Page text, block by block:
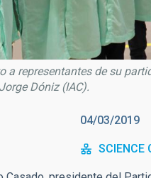
a representantes de su
Dóniz (IAC).
04/03/2019
SCIENCE